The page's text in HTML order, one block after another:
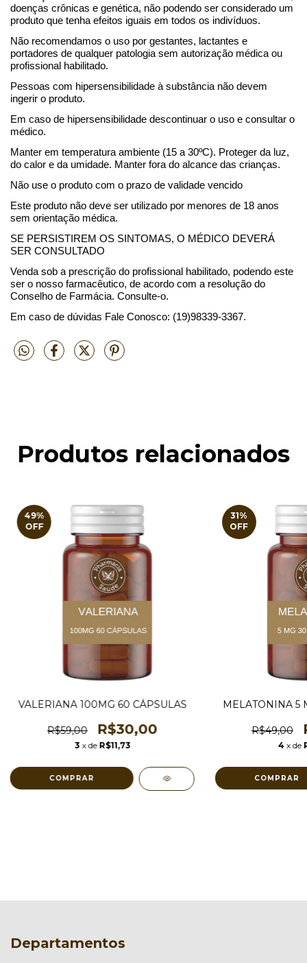
doenças crônicas e genética, não podendo ser considerado um
produto que tenha efeitos iguais em todos os indivíduos.
Não recomendamos o uso por gestantes, lactantes e
portadores de qualquer patologia sem autorização médica ou
profissional habilitado.
Pessoas com hipersensibilidade à substância não devem
ingerir o produto.
Em caso de hipersensibilidade descontinuar o uso e consultar o
médico.
Manter em temperatura ambiente (15 a 30ºC). Proteger da luz,
do calor e da umidade. Manter fora do alcance das crianças.
Não use o produto com o prazo de validade vencido
Este produto não deve ser utilizado por menores de 18 anos
sem orientação médica.
SE PERSISTIREM OS SINTOMAS, O MÉDICO DEVERÁ
SER CONSULTADO
Venda sob a prescrição do profissional habilitado, podendo este
ser o nosso farmacêutico, de acordo com a resolução do
Conselho de Farmácia. Consulte-o.
Em caso de dúvidas Fale Conosco: (19)98339-3367.
Produtos relacionados
49%
OFF
VALERIANA 100MG 60 CÁPSULAS
R$59,00 R$30,00
3 x de R$11,73
31%
OFF
MELATONINA 5
R$49,00
4 x de
Departamentos